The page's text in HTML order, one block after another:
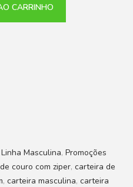
CARRINHO
Linha Masculina, Promoções
couro com ziper, carteira de
, carteira masculina, carteira